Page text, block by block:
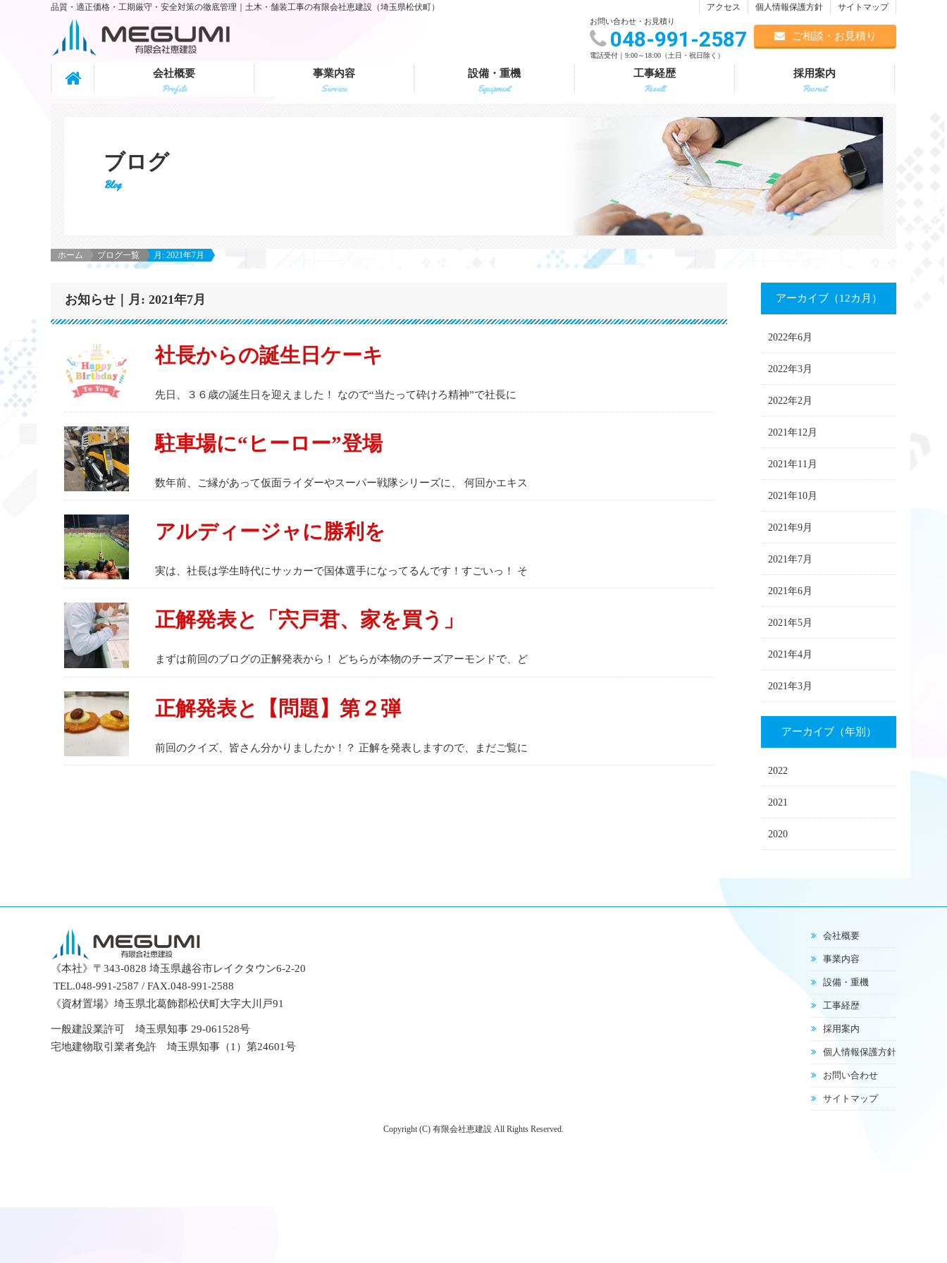
品質・適正価格・工期厳守・安全対策の徹底管理｜ 土木・舗装工事の有限会社恵建設（埼玉県松伏町） サイトマップ
個人情報保護方針
アクセス
お問い合わせ・お見積り
ご相談・お見積り
048-991-2587
電話受付｜9:00～18:00（土日・祝日除く）
会社概要
Profile
事業内容
Service
設備・重機
Equipment
工事経歴
Result
採用案内
Recruit
ブログ
Blog
ホーム ブログ一覧 月: 2021年7月
お知らせ｜月: 2021年7月
社長からの誕生日ケーキ
先日、３６歳の誕生日を迎えました！ なので“当たって砕けろ精神”で社長に
駐車場に“ヒーロー”登場
数年前、ご縁があって仮面ライダーやスーパー戦隊シリーズに、 何回かエキス
アルディージャに勝利を
実は、社長は学生時代にサッカーで国体選手になってるんです！すごいっ！ そ
正解発表と「宍戸君、家を買う」
まずは前回のブログの正解発表から！ どちらが本物のチーズアーモンドで、ど
正解発表と【問題】第２弾
前回のクイズ、皆さん分かりましたか！？ 正解を発表しますので、まだご覧に
アーカイブ（12カ月）
2022年6月
2022年3月
2022年2月
2021年12月
2021年11月
2021年10月
2021年9月
2021年7月
2021年6月
2021年5月
2021年4月
2021年3月
アーカイブ（年別）
2022
2021
2020
《本社》〒343-0828 埼玉県越谷市レイクタウン6-2-20
TEL.048-991-2587 / FAX.048-991-2588
《資材置場》埼玉県北葛飾郡松伏町大字大川戸91
一般建設業許可 埼玉県知事 29-061528号
宅地建物取引業者免許 埼玉県知事（1）第24601号
会社概要
事業内容
設備・重機
工事経歴
採用案内
個人情報保護方針
お問い合わせ
サイトマップ
Copyright (C) 有限会社恵建設 All Rights Reserved.